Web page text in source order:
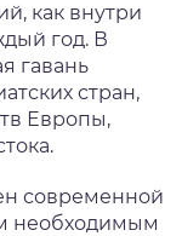
как внутри
год. В
гавань
стран,
Европы,
современной
необходимым